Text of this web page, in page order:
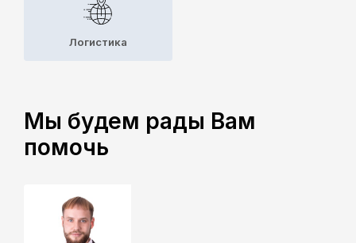
Логистика
Мы будем рады Вам
помочь